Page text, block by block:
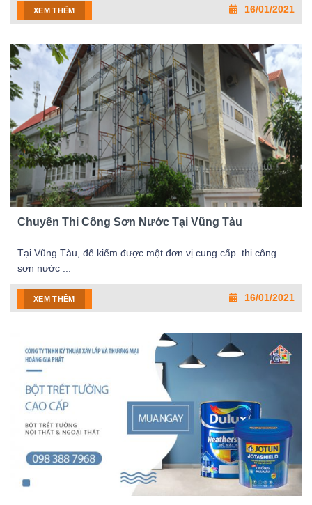
16/01/2021
XEM THÊM
Chuyên Thi Công Sơn Nước Tại Vũng Tàu
16/01/2021
Tại Vũng Tàu, để kiếm được một đơn vị cung cấp thi công
sơn nước ...
XEM THÊM